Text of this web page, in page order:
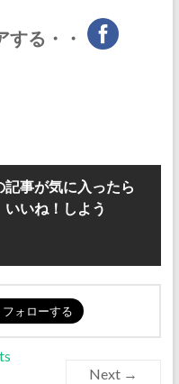
る・・
記事が気に入ったら
いいね！しよう
Next →